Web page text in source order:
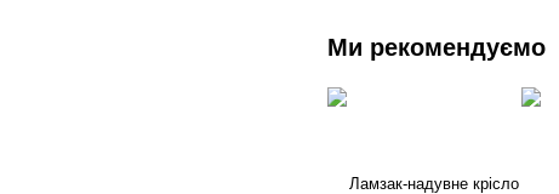
Ми рекомендуємо